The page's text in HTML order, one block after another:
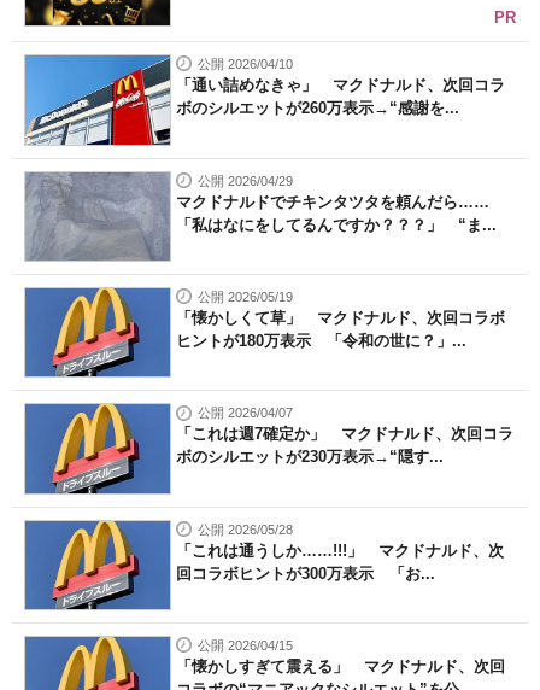
PR
公開 2026/04/10
「通い詰めなきゃ」 マクドナルド、次回コラ
ボのシルエットが260万表示→“感謝を...
公開 2026/04/29
マクドナルドでチキンタツタを頼んだら……
「私はなにをしてるんですか？？？」 “ま...
公開 2026/05/19
「懐かしくて草」 マクドナルド、次回コラボ
ヒントが180万表示 「令和の世に？」...
公開 2026/04/07
「これは週7確定か」 マクドナルド、次回コラ
ボのシルエットが230万表示→“隠す...
公開 2026/05/28
「これは通うしか……!!!」 マクドナルド、次
回コラボヒントが300万表示 「お...
公開 2026/04/15
「懐かしすぎて震える」 マクドナルド、次回